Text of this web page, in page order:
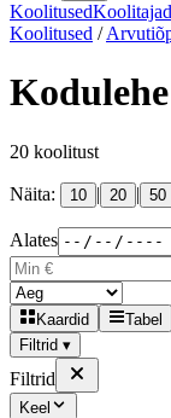
KoolitusedKoolitajad
Koolitused /
20 koolitust
Näita: 10 | 20 | 50
Alates
Kaardid
Tabel
Filtrid ▾
Filtrid
Keel